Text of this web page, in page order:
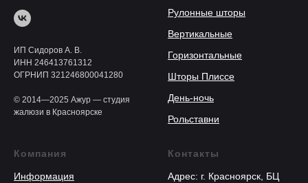
ИП Сидоров А. В.
ИНН 246413761312
ОГРНИП 321246800041280
© 2014—2025 Ажур — студия
жалюзи в Красноярске
Рулонные шторы
Вертикальные
Горизонтальные
Шторы Плиссе
День-ночь
Рольставни
Компания
Информация
Контакты
Адрес: г. Красноярск, БЦ